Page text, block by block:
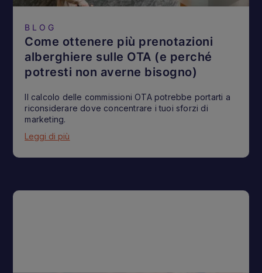
BLOG
Come ottenere più prenotazioni
alberghiere sulle OTA (e perché
potresti non averne bisogno)
Il calcolo delle commissioni OTA potrebbe portarti a
riconsiderare dove concentrare i tuoi sforzi di
marketing.
Leggi di più